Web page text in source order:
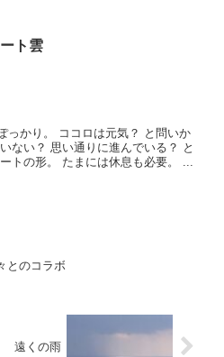
ト雲
っかり。 ココロは元気？ と問いか
ない？ 思い通りに進んでいる？ と
トの形。 たまには休息も必要。 ...
とのコラボ
遠くの雨